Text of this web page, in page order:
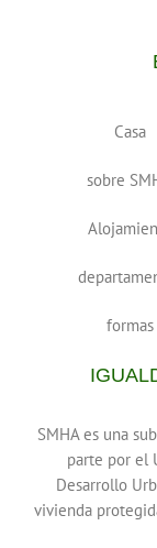
Casa
sobre
formas
SMHA es una
parte por el
Desarrollo
vivienda